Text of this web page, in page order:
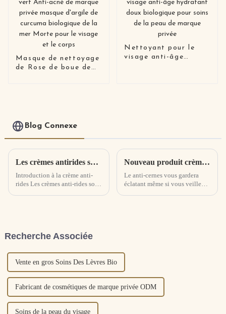
Masque de nettoyage
de Rose de boue de
et le corps
Nettoyant pour le
visage anti-âge
Blog Connexe
Les crèmes antirides sont-elles vraiment efficaces ? Comment fonctionne la crème anti-rides
Introduction à la crème anti-
rides Les crèmes anti-rides sont
Nouveau produit crème pour les yeux à lumière constante pro-xylane
Le anti-cernes vous gardera
éclatant même si vous veillez
Recherche Associée
Vente en gros Soins Des Lèvres Bio
Fabricant de cosmétiques de marque privée ODM
Soins de la peau du visage